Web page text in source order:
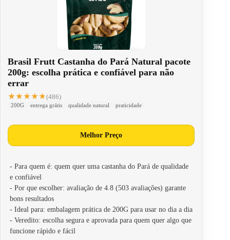
Brasil Frutt Castanha do Pará Natural pacote
200g: escolha prática e confiável para não
errar
★★★★★
★★★★★ (486)
200G entrega grátis qualidade natural praticidade
Melhor Preço
- Para quem é: quem quer uma castanha do Pará de qualidade
e confiável
- Por que escolher: avaliação de 4.8 (503 avaliações) garante
bons resultados
- Ideal para: embalagem prática de 200G para usar no dia a dia
- Veredito: escolha segura e aprovada para quem quer algo que
funcione rápido e fácil